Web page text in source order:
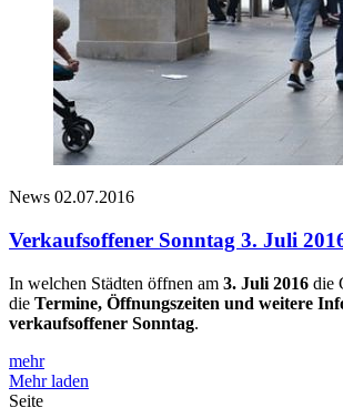
News 02.07.2016
Verkaufsoffener Sonntag 3. Juli
In welchen Städten öffnen am 3. Juli 2016 die
die Termine, Öffnungszeiten und weitere
verkaufsoffener Sonntag.
mehr
Mehr laden
Seite